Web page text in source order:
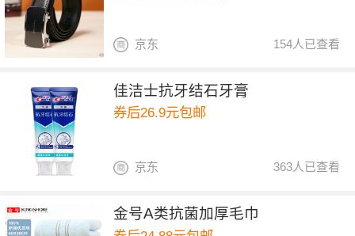
154人已查看
京东
佳洁士抗牙结石牙膏
券后26.9元包邮
363人已查看
京东
金号A类抗菌加厚毛巾